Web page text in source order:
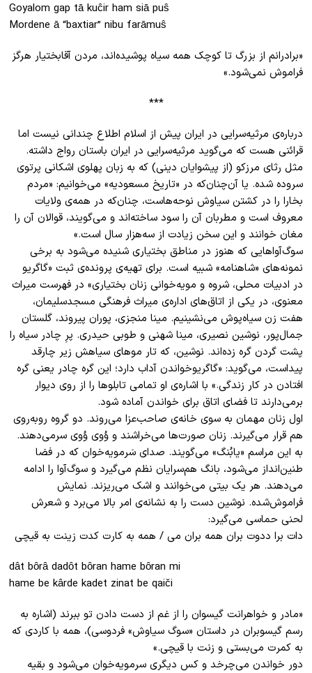
Goyalom gap tā kuĉir ham siā puŝ
Mordene ā “baxtiar” nibu farāmuŝ
«برادرانم از بزرگ تا کوچک همه سیاه پوشیده‌اند، مردن آقابختیار هرگز
فراموش نمی‌شود.»
***
درباره‌ی مرثیه‌سرایی در ایران پیش از اسلام اطلاع چندانی نیست اما
قرائنی هست که می‌گوید مرثیه‌سرایی در ایران باستان رواج داشته.
مثل رثای مرزکو (از پیشوایان دینی) که به زبان پهلوی اشکانی پرتوی
سروده‌ شده. یا آن‌چنان‌که در «تاریخ مسعودیه» می‌خوانیم: «مردم
بخارا را در کشتن سیاوش نوحه‌هاست، چنان‌که در همه‌ی ولایات
معروف است و مطربان آن را سود ساخته‌اند و می‌گویند، قوالان آن را
مغان خوانند و این سخن زیادت از سه‌هزار سال است.»
سوگ‌آواهایی که هنوز در مناطق بختیاری شنیده می‌شود به برخی
نمونه‌های «شاهنامه» شبیه است. برای تهیه‌ی پرونده‌ی ثبت «گاگریو
در ادبیات محلی، شروه و مویه‌خوانی زنان بختیاری» در فهرست میراث
معنوی، در یکی از اتاق‌های اداره‌ی میراث فرهنگی مسجدسلیمان،
هفت زن سیاه‌پوش می‌نشینیم. مینا منجزی، پوران پیروند، گلستان
جمال‌پور، نوشین نصیری، مینا شهنی و طوبی حیدری. پرِ چادر سیاه را
پشت گردن گره زده‌اند. نوشین، که تار موهای سیاهش زیر چارقد
پیداست، می‌گوید: «گاگریوخواندن آداب دارد؛ این گره چادر یعنی گره
افتادن در کار زندگی.» با اشاره‌ی او تمامی تابلوها را از روی دیوار
برمی‌دارند تا فضای اتاق برای خواندن آماده شود.
اول زنان مهمان به سوی خانه‌ی صاحب‌عزا می‌روند. دو گروه روبه‌روی
هم قرار می‌گیرند. زنان صورت‌ها می‌خراشند و وُوی وُوی سرمی‌دهند.
به این مراسم «یابُنگ» می‌گویند. صدای سَرمویه‌خوان که در فضا
طنین‌انداز می‌شود، بانگ هم‌سرایان نظم می‌گیرد و سوگ‌آوا را ادامه
می‌دهند. هر یک بیتی می‌خوانند و اشک می‌ریزند. نمایش
فراموش‌شده. نوشین دست را به نشانه‌ی امر بالا می‌‌برد و شعرش
لحنی حماسی می‌گیرد:
دات برا ددوت بران همه بران می / همه به کارت کدت زینت به قیچی
dât bôrâ dadôt bôran hame bôran mi
hame be kârde kadet zinat be qaiči
«مادر و خواهرانت گیسوان را از غم از دست دادن تو ببرند (اشاره به
رسم گیسو‌بران در داستان «سوگ سیاوش» فردوسی)، همه با کاردی که
به کمرت می‌بستی و زنت با قیچی.‌»
دور خواندن می‌چرخد و کس دیگری سرمویه‌خوان می‌شود و بقیه